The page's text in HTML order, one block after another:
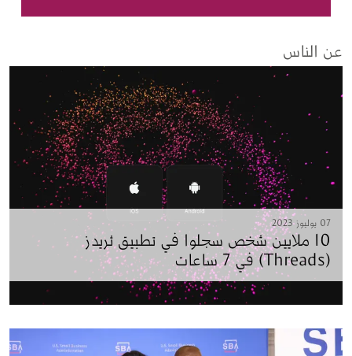
عن الناس
07 يوليوز 2023
10 ملايين شخص سجلوا في تطبيق ثريدز
(Threads) في 7 ساعات